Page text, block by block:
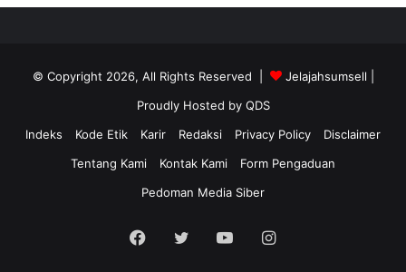
© Copyright 2026, All Rights Reserved | Jelajahsumsell
Proudly Hosted by QDS
Indeks
Kode Etik Karir Redaksi Privacy Policy
Disclaimer
Tentang Kami
Kontak Kami
Form Pengaduan
Pedoman Media Siber
Facebook
Twitter YouTubeInstagram